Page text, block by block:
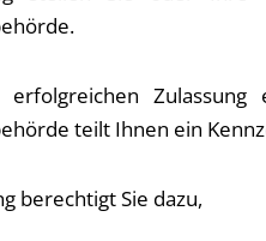
teilt Ihnen ein
berechtigt Sie dazu,